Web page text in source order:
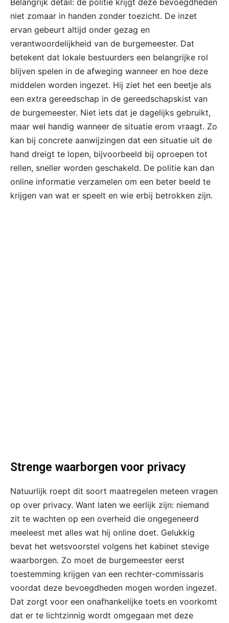
niet zomaar in handen zonder toezicht. De inzet
ervan gebeurt altijd onder gezag en
verantwoordelijkheid van de burgemeester. Dat
betekent dat lokale bestuurders een belangrijke rol
blijven spelen in de afweging wanneer en hoe deze
middelen worden ingezet. Hij ziet het een beetje als
een extra gereedschap in de gereedschapskist van
de burgemeester. Niet iets dat je dagelijks gebruikt,
maar wel handig wanneer de situatie erom vraagt. Zo
kan bij concrete aanwijzingen dat een situatie uit de
hand dreigt te lopen, bijvoorbeeld bij oproepen tot
rellen, sneller worden geschakeld. De politie kan dan
online informatie verzamelen om een beter beeld te
krijgen van wat er speelt en wie erbij betrokken zijn.
Strenge waarborgen voor privacy
Natuurlijk roept dit soort maatregelen meteen vragen
op over privacy. Want laten we eerlijk zijn: niemand
zit te wachten op een overheid die ongegeneerd
meeleest met alles wat hij online doet. Gelukkig
bevat het wetsvoorstel volgens het kabinet stevige
waarborgen. Zo moet de burgemeester eerst
toestemming krijgen van een rechter-commissaris
voordat deze bevoegdheden mogen worden ingezet.
Dat zorgt voor een onafhankelijke toets en voorkomt
dat er te lichtzinnig wordt omgegaan met deze